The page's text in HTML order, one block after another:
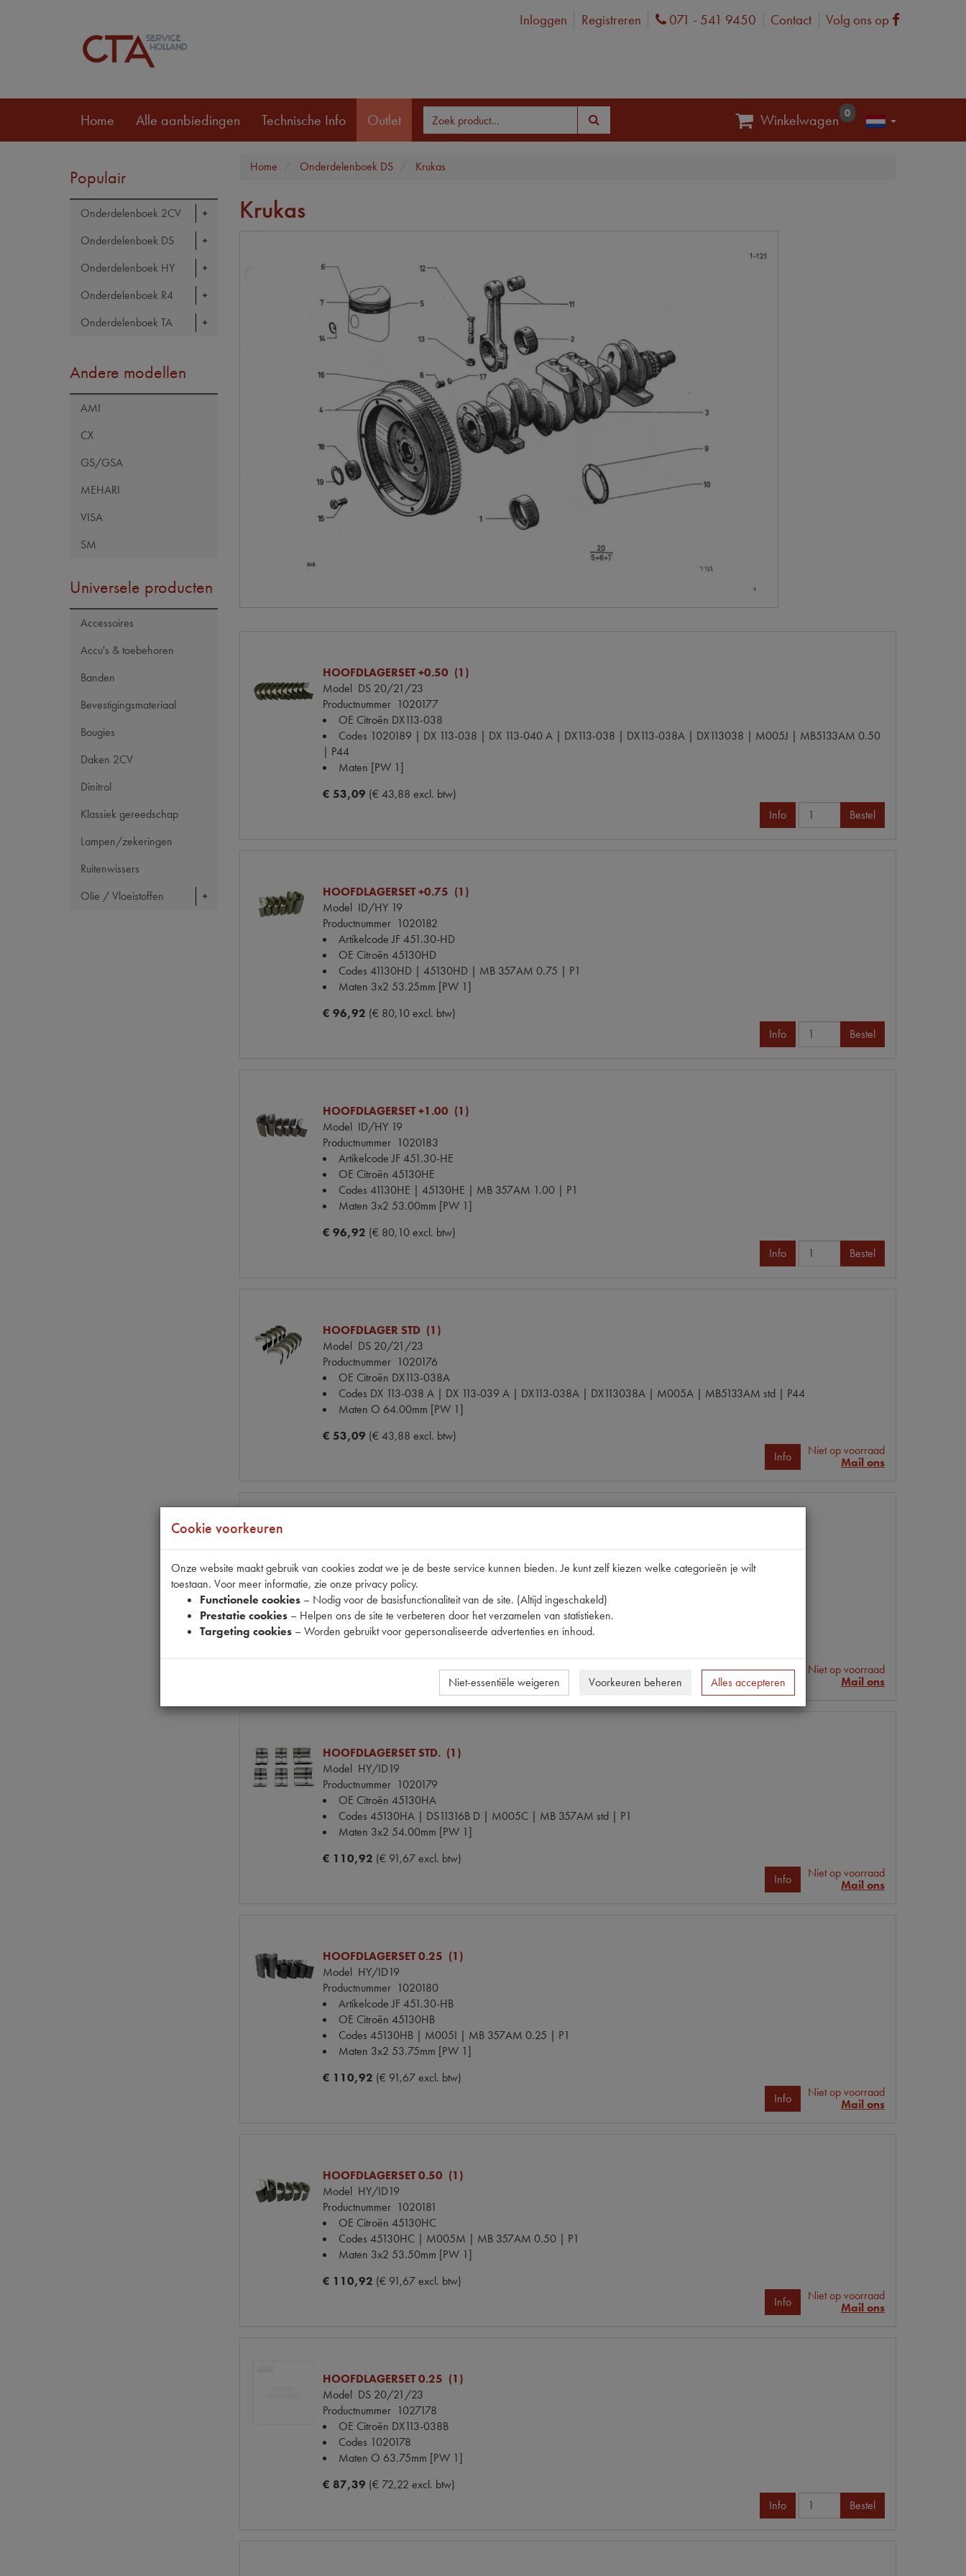
Inloggen Registreren Phone
071 - 541 9450 Contact Volg ons op Facebook
Home Alle aanbiedingen Technische Info Outlet Winkelwagen 0
Populair
Onderdelenboek 2CV
Onderdelenboek DS
Onderdelenboek HY
Onderdelenboek R4
Onderdelenboek TA
Andere modellen
AMI
CX
GS/GSA
MEHARI
VISA
SM
Universele producten
Accessoires
Accu's & toebehoren
Banden
Bevestigingsmateriaal
Bougies
Daken 2CV
Dinitrol
Klassiek gereedschap
Lampen/zekeringen
Ruitenwissers
Olie / Vloeistoffen
Home Onderdelenboek DS Krukas
Krukas
HOOFDLAGERSET +0.50 (1)
Model DS 20/21/23
Productnummer 1020177
OE Citroën DX113-038
Codes 1020189 | DX 113-038 | DX 113-040 A | DX113-038 | DX113-038A | DX113038 | M005J | MB5133AM 0.50
| P44
Maten [PW 1]
€ 53,09 (€ 43,88 excl. btw)
Info
Bestel
HOOFDLAGERSET +0.75 (1)
Model ID/HY 19
Productnummer 1020182
Artikelcode JF451.30-HD
OE Citroën 45130HD
Codes 41130HD | 45130HD | MB 357AM 0.75 | P1
Maten 3x2 53.25mm [PW 1]
€ 96,92 (€ 80,10 excl. btw)
Info
Bestel
HOOFDLAGERSET +1.00 (1)
Model ID/HY 19
Productnummer 1020183
Artikelcode JF451.30-HE
OE Citroën 45130HE
Codes 41130HE | 45130HE | MB 357AM 1.00 | P1
Maten 3x2 53.00mm [PW 1]
€ 96,92 (€ 80,10 excl. btw)
Info
Bestel
HOOFDLAGER STD (1)
Model DS 20/21/23
Productnummer 1020176
OE Citroën DX113-038A
Codes DX 113-038 A | DX 113-039 A | DX113-038A | DX113038A | M005A | MB5133AM std | P44
Maten O 64.00mm [PW 1]
€ 53,09 (€ 43,88 excl. btw)
Info
Niet op voorraad
Mail ons
ModelDS 20/21/23
Productnummer1020178
OE Citroën DX113-038B
CodesDX 113-038 B | DX113-038B | M005F | MB5133AM 0.25 | P44
Alternatief 1027178
Maten O 63.75mm [PW 1]
€ 53,09(€ 43,88 excl. btw)
Info
Niet op voorraad
Mail ons
HOOFDLAGERSET STD. (1)
Model HY/ID19
Productnummer 1020179
OE Citroën 45130HA
Codes 45130HA | DS11316B D | M005C | MB 357AM std | P1
Maten 3x2 54.00mm [PW 1]
€ 110,92 (€ 91,67 excl. btw)
Info
Niet op voorraad
Mail ons
HOOFDLAGERSET 0.25 (1)
Model HY/ID19
Productnummer 1020180
Artikelcode JF451.30-HB
OE Citroën 45130HB
Codes 45130HB | M005I | MB 357AM 0.25 | P1
Maten 3x2 53.75mm [PW 1]
€ 110,92 (€ 91,67 excl. btw)
Info
Niet op voorraad
Mail ons
HOOFDLAGERSET 0.50 (1)
Model HY/ID19
Productnummer 1020181
OE Citroën 45130HC
Codes 45130HC | M005M | MB 357AM 0.50 | P1
Maten 3x2 53.50mm [PW 1]
€ 110,92 (€ 91,67 excl. btw)
Info
Niet op voorraad
Mail ons
HOOFDLAGERSET 0.25 (1)
Model DS 20/21/23
Productnummer 1027178
OE Citroën DX113-038B
Codes 1020178
Maten O 63.75mm [PW 1]
€ 87,39 (€ 72,22 excl. btw)
Info
Bestel
Cookie voorkeuren
Onze website maakt gebruik van cookies zodat we je de beste service kunnen bieden. Je kunt zelf kiezen welke categorieën je wilt
toestaan. Voor meer informatie, zie onze privacy policy.
Functionele cookies – Nodig voor de basisfunctionaliteit van de site. (Altijd ingeschakeld)
Prestatie cookies – Helpen ons de site te verbeteren door het verzamelen van statistieken.
Targeting cookies – Worden gebruikt voor gepersonaliseerde advertenties en inhoud.
Niet-essentiële weigeren Voorkeuren beheren Alles accepteren